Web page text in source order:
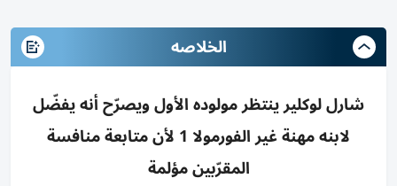
الخلاصه
شارل لوكلير ينتظر مولوده الأول ويصرّح أنه يفضّل
لابنه مهنة غير الفورمولا 1 لأن متابعة منافسة
المقرّبين مؤلمة